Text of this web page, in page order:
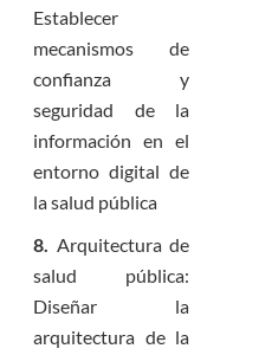
Establecer
mecanismos de
confianza y
seguridad de la
información en el
entorno digital de
la salud pública
8. Arquitectura de
salud pública:
Diseñar la
arquitectura de la